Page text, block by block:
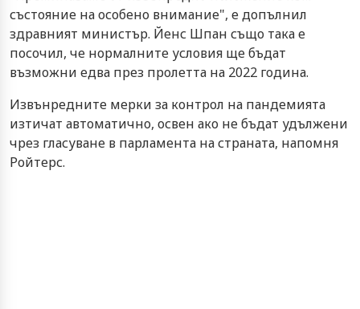
състояние на особено внимание", е допълнил
здравният министър. Йенс Шпан също така е
посочил, че нормалните условия ще бъдат
възможни едва през пролетта на 2022 година.
Извънредните мерки за контрол на пандемията
изтичат автоматично, освен ако не бъдат удължени
чрез гласуване в парламента на страната, напомня
Ройтерс.